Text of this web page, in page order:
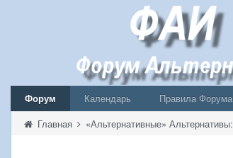
Форум Календарь
Правила Форума
Главная «Альтернативные» Альтернативы: